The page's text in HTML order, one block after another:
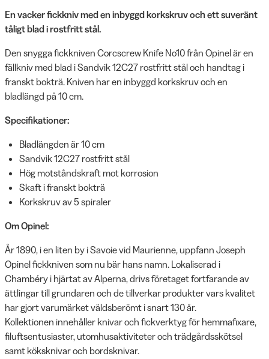
En vacker fickkniv med en inbyggd korkskruv och ett suveränt
tåligt blad i rostfritt stål.
Den snygga fickkniven Corcscrew Knife No10 från Opinel är en
fällkniv med blad i Sandvik 12C27 rostfritt stål och handtag i
franskt bokträ. Kniven har en inbyggd korkskruv och en
bladlängd på 10 cm.
Specifikationer:
Bladlängden är 10 cm
Sandvik 12C27 rostfritt stål
Hög motståndskraft mot korrosion
Skaft i franskt bokträ
Korkskruv av 5 spiraler
Om Opinel:
År 1890, i en liten by i Savoie vid Maurienne, uppfann Joseph
Opinel fickkniven som nu bär hans namn. Lokaliserad i
Chambéry i hjärtat av Alperna, drivs företaget fortfarande av
ättlingar till grundaren och de tillverkar produkter vars kvalitet
har gjort varumärket väldsberömt i snart 130 år.
Kollektionen innehåller knivar och fickverktyg för hemmafixare,
filuftsentusiaster, utomhusaktiviteter och trädgårdsskötsel
samt köksknivar och bordsknivar.